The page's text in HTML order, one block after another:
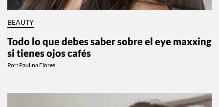
BEAUTY
Todo lo que debes saber sobre el eye maxxing
si tienes ojos cafés
Por: Paulina Flores